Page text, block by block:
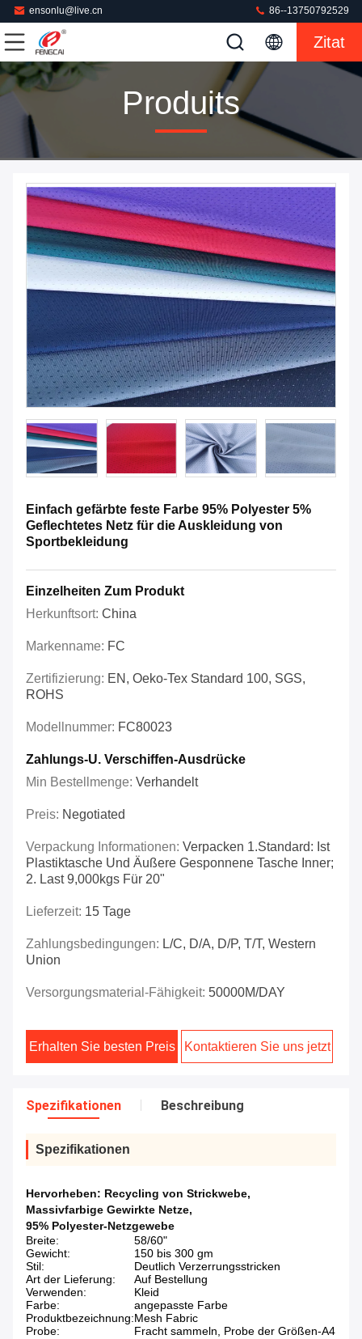
ensonlu@live.cn 86--13750792529
Zitat
Produits
Einfach gefärbte feste Farbe 95% Polyester 5%
Geflechtetes Netz für die Auskleidung von
Sportbekleidung
Einzelheiten Zum Produkt
Herkunftsort: China
Markenname: FC
Zertifizierung: EN, Oeko-Tex Standard 100, SGS,
ROHS
Modellnummer: FC80023
Zahlungs-U. Verschiffen-Ausdrücke
Min Bestellmenge: Verhandelt
Preis: Negotiated
Verpackung Informationen: Verpacken 1.Standard: Ist
Plastiktasche Und Äußere Gesponnene Tasche Inner;
2. Last 9,000kgs Für 20"
Lieferzeit: 15 Tage
Zahlungsbedingungen: L/C, D/A, D/P, T/T, Western
Union
Versorgungsmaterial-Fähigkeit: 50000M/DAY
Erhalten Sie besten Preis Kontaktieren Sie uns jetzt
Spezifikationen Beschreibung
Spezifikationen
Hervorheben: Recycling von Strickwebe,
Massivfarbige Gewirkte Netze,
95% Polyester-Netzgewebe
Breite:
58/60"
Gewicht:
150 bis 300 gm
Stil:
Deutlich Verzerrungsstricken
Art der Lieferung:
Auf Bestellung
Verwenden:
Kleid
Farbe:
angepasste Farbe
Produktbezeichnung:Mesh Fabric
Probe:
Fracht sammeln, Probe der Größen-A4